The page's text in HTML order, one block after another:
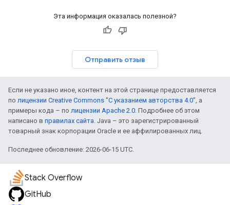
Эта информация оказалась полезной?
Отправить отзыв
Если не указано иное, контент на этой странице предоставляется
по лицензии Creative Commons "С указанием авторства 4.0", а
примеры кода – по лицензии Apache 2.0. Подробнее об этом
написано в правилах сайта. Java – это зарегистрированный
товарный знак корпорации Oracle и ее аффилированных лиц.
Последнее обновление: 2026-06-15 UTC.
Stack Overflow
GitHub